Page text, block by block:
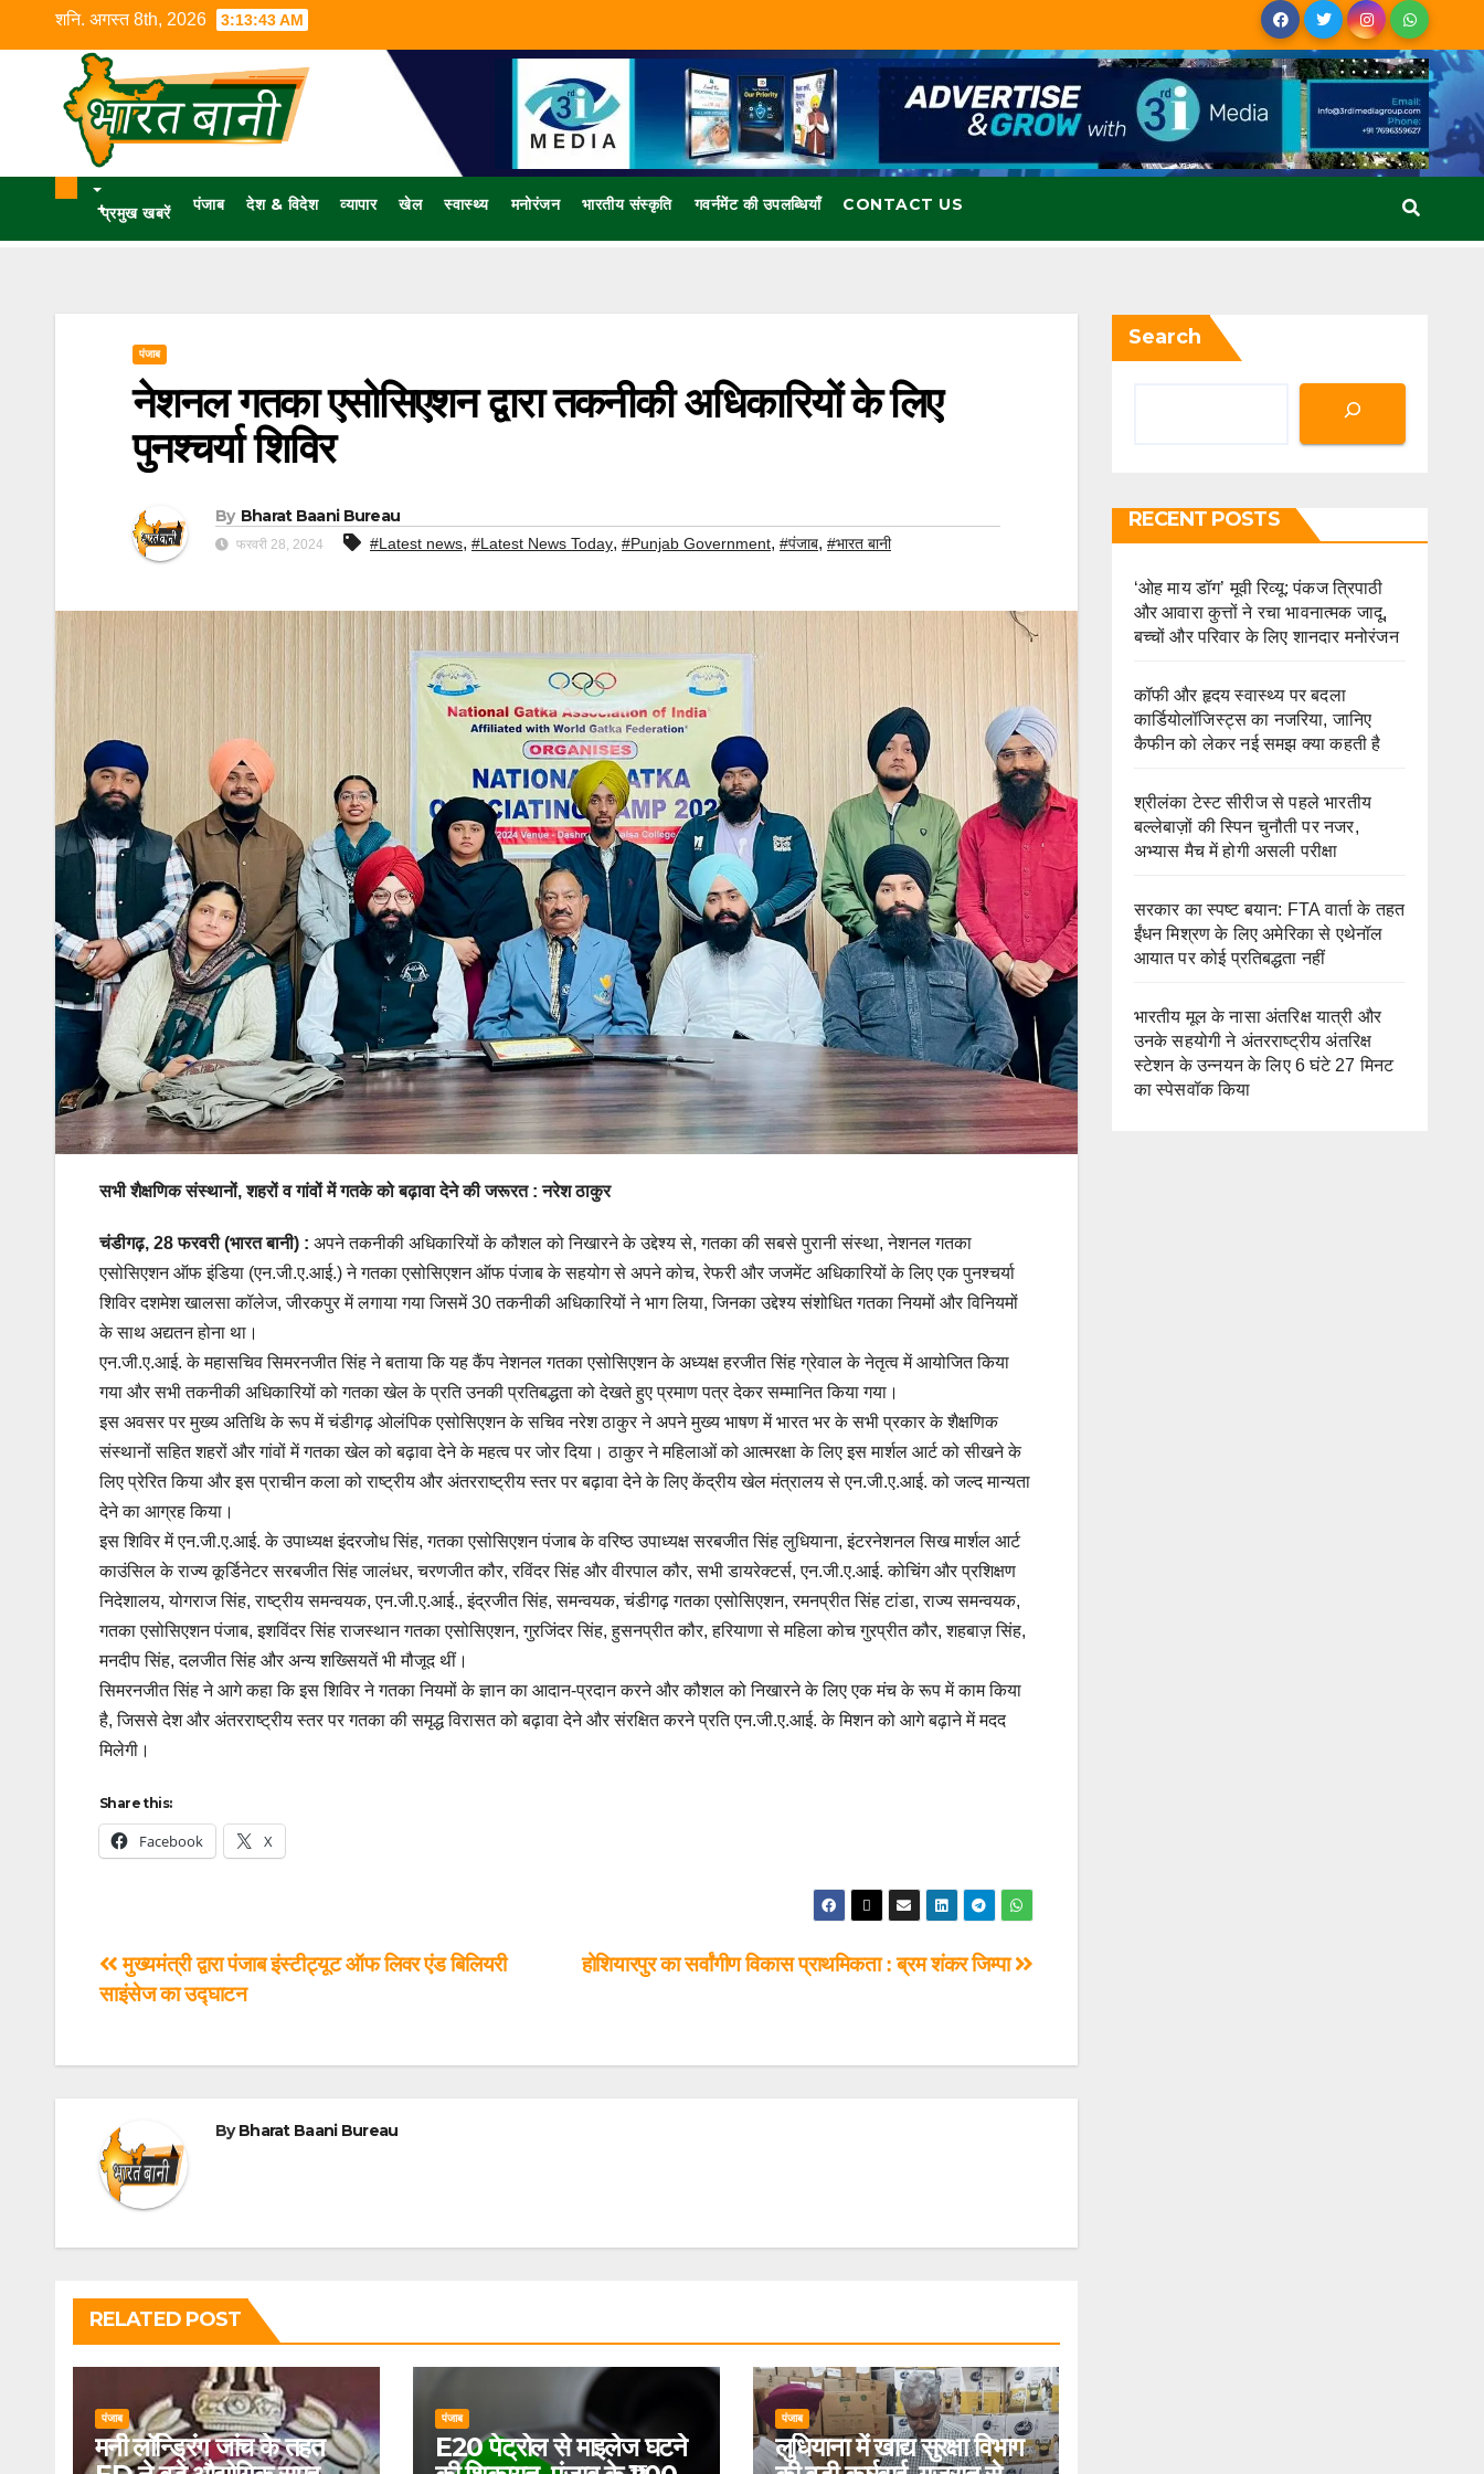
शनि. अगस्त 8th, 2026 3:13:44 AM
+प्रमुख खबरें पंजाब देश & विदेश व्यापार खेल स्वास्थ्य मनोरंजन भारतीय संस्कृति गवर्नमेंट की उपलब्धियाँ CONTACT US
पंजाब
नेशनल गतका एसोसिएशन द्वारा तकनीकी अधिकारियों के लिए
पुनश्चर्या शिविर
By Bharat Baani Bureau
फरवरी 28, 2024 #Latest news, #Latest News Today, #Punjab Government, #पंजाब, #भारत बानी
सभी शैक्षणिक संस्थानों, शहरों व गांवों में गतके को बढ़ावा देने की जरूरत : नरेश ठाकुर
चंडीगढ़, 28 फरवरी (भारत बानी) : अपने तकनीकी अधिकारियों के कौशल को निखारने के उद्देश्य से, गतका की सबसे पुरानी संस्था, नेशनल गतका
एसोसिएशन ऑफ इंडिया (एन.जी.ए.आई.) ने गतका एसोसिएशन ऑफ पंजाब के सहयोग से अपने कोच, रेफरी और जजमेंट अधिकारियों के लिए एक पुनश्चर्या
शिविर दशमेश खालसा कॉलेज, जीरकपुर में लगाया गया जिसमें 30 तकनीकी अधिकारियों ने भाग लिया, जिनका उद्देश्य संशोधित गतका नियमों और विनियमों
के साथ अद्यतन होना था।
एन.जी.ए.आई. के महासचिव सिमरनजीत सिंह ने बताया कि यह कैंप नेशनल गतका एसोसिएशन के अध्यक्ष हरजीत सिंह ग्रेवाल के नेतृत्व में आयोजित किया
गया और सभी तकनीकी अधिकारियों को गतका खेल के प्रति उनकी प्रतिबद्धता को देखते हुए प्रमाण पत्र देकर सम्मानित किया गया।
इस अवसर पर मुख्य अतिथि के रूप में चंडीगढ़ ओलंपिक एसोसिएशन के सचिव नरेश ठाकुर ने अपने मुख्य भाषण में भारत भर के सभी प्रकार के शैक्षणिक
संस्थानों सहित शहरों और गांवों में गतका खेल को बढ़ावा देने के महत्व पर जोर दिया। ठाकुर ने महिलाओं को आत्मरक्षा के लिए इस मार्शल आर्ट को सीखने के
लिए प्रेरित किया और इस प्राचीन कला को राष्ट्रीय और अंतरराष्ट्रीय स्तर पर बढ़ावा देने के लिए केंद्रीय खेल मंत्रालय से एन.जी.ए.आई. को जल्द मान्यता
देने का आग्रह किया।
इस शिविर में एन.जी.ए.आई. के उपाध्यक्ष इंदरजोध सिंह, गतका एसोसिएशन पंजाब के वरिष्ठ उपाध्यक्ष सरबजीत सिंह लुधियाना, इंटरनेशनल सिख मार्शल आर्ट
काउंसिल के राज्य कूर्डिनेटर सरबजीत सिंह जालंधर, चरणजीत कौर, रविंदर सिंह और वीरपाल कौर, सभी डायरेक्टर्स, एन.जी.ए.आई. कोचिंग और प्रशिक्षण
निदेशालय, योगराज सिंह, राष्ट्रीय समन्वयक, एन.जी.ए.आई., इंद्रजीत सिंह, समन्वयक, चंडीगढ़ गतका एसोसिएशन, रमनप्रीत सिंह टांडा, राज्य समन्वयक,
गतका एसोसिएशन पंजाब, इशविंदर सिंह राजस्थान गतका एसोसिएशन, गुरजिंदर सिंह, हुसनप्रीत कौर, हरियाणा से महिला कोच गुरप्रीत कौर, शहबाज़ सिंह,
मनदीप सिंह, दलजीत सिंह और अन्य शख्सियतें भी मौजूद थीं।
सिमरनजीत सिंह ने आगे कहा कि इस शिविर ने गतका नियमों के ज्ञान का आदान-प्रदान करने और कौशल को निखारने के लिए एक मंच के रूप में काम किया
है, जिससे देश और अंतरराष्ट्रीय स्तर पर गतका की समृद्ध विरासत को बढ़ावा देने और संरक्षित करने प्रति एन.जी.ए.आई. के मिशन को आगे बढ़ाने में मदद
मिलेगी।
Share this:
Facebook X
होशियारपुर का सर्वांगीण विकास प्राथमिकता : ब्रम शंकर जिम्पा
मुख्यमंत्री द्वारा पंजाब इंस्टीट्यूट ऑफ लिवर एंड बिलियरी
साइंसेज का उद्घाटन
ByBharat Baani Bureau
RELATED POST
पंजाब
मनी लॉन्ड्रिंग जांच के तहत
पंजाब
E20 पेट्रोल से माइलेज घटने
पंजाब
लुधियाना में खाद्य सुरक्षा विभाग
Search
RECENT POSTS
‘ओह माय डॉग’ मूवी रिव्यू: पंकज त्रिपाठी
और आवारा कुत्तों ने रचा भावनात्मक जादू,
बच्चों और परिवार के लिए शानदार मनोरंजन
कॉफी और हृदय स्वास्थ्य पर बदला
कार्डियोलॉजिस्ट्स का नजरिया, जानिए
कैफीन को लेकर नई समझ क्या कहती है
श्रीलंका टेस्ट सीरीज से पहले भारतीय
बल्लेबाज़ों की स्पिन चुनौती पर नजर,
अभ्यास मैच में होगी असली परीक्षा
सरकार का स्पष्ट बयान: FTA वार्ता के तहत
ईंधन मिश्रण के लिए अमेरिका से एथेनॉल
आयात पर कोई प्रतिबद्धता नहीं
भारतीय मूल के नासा अंतरिक्ष यात्री और
उनके सहयोगी ने अंतरराष्ट्रीय अंतरिक्ष
स्टेशन के उन्नयन के लिए 6 घंटे 27 मिनट
का स्पेसवॉक किया